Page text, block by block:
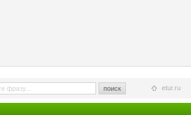
поиск etur.ru